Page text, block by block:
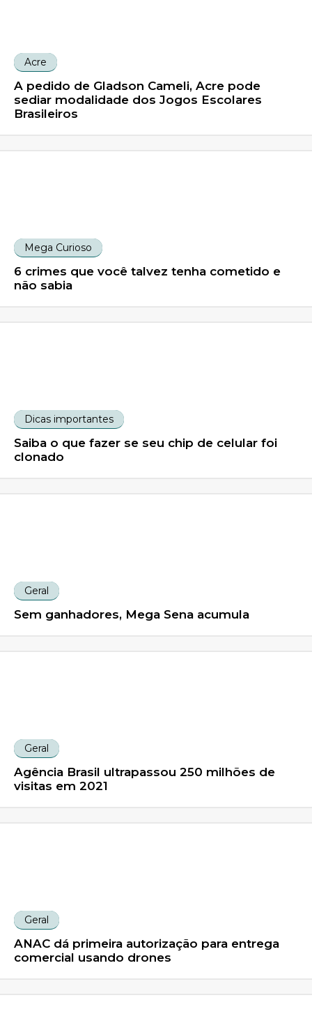
Acre
A pedido de Gladson Cameli, Acre pode
sediar modalidade dos Jogos Escolares
Brasileiros
Mega Curioso
6 crimes que você talvez tenha cometido e
não sabia
Dicas importantes
Saiba o que fazer se seu chip de celular foi
clonado
Geral
Sem ganhadores, Mega Sena acumula
Geral
Agência Brasil ultrapassou 250 milhões de
visitas em 2021
Geral
ANAC dá primeira autorização para entrega
comercial usando drones